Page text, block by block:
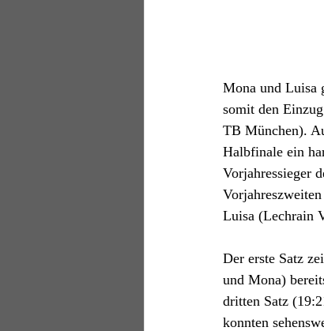
Mona und Luisa
somit den
TB München).
Halbfinale ein
Vorjahressieger
Luisa (Lechrain
Der erste Satz
und Mona)
dritten Satz
konnten